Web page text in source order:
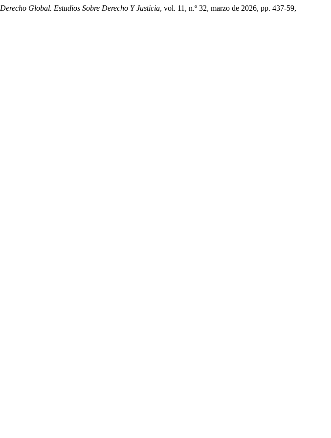
Derecho Global. Estudios Sobre Derecho Y Justicia, vol. 11, n.º 32, marzo de 2026, pp. 437-59,